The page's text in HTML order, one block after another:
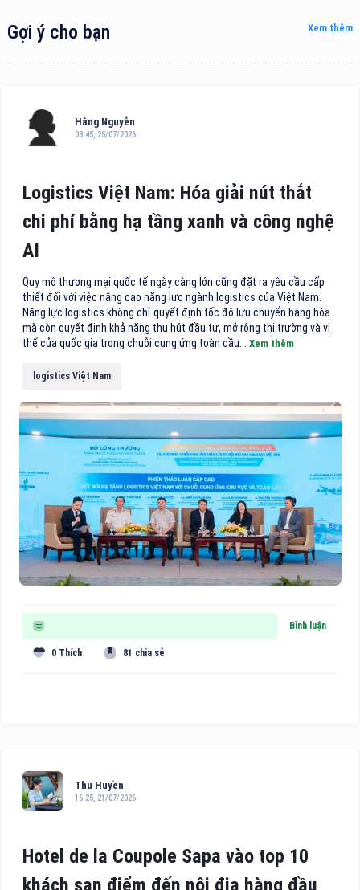
Gợi ý cho bạn Xem thêm
Hằng Nguyễn
08:45, 25/07/2026
Logistics Việt Nam: Hóa giải nút thắt
chi phí bằng hạ tầng xanh và công nghệ
AI
Quy mô thương mại quốc tế ngày càng lớn cũng đặt ra yêu cầu cấp
thiết đối với việc nâng cao năng lực ngành logistics của Việt Nam.
Năng lực logistics không chỉ quyết định tốc độ lưu chuyển hàng hóa
mà còn quyết định khả năng thu hút đầu tư, mở rộng thị trường và vị
thế của quốc gia trong chuỗi cung ứng toàn cầu... Xem thêm
logistics Việt Nam
Bình luận
0 Thích 81 chia sẻ
Thu Huyền
16:25, 21/07/2026
Hotel de la Coupole Sapa vào top 10
khách sạn điểm đến nội địa hàng đầu